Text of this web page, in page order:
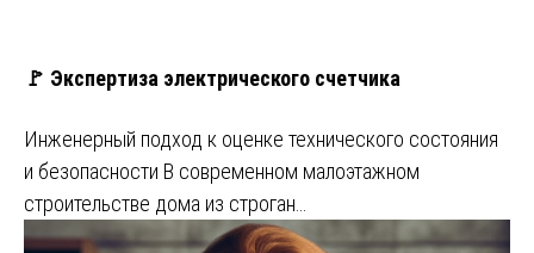
🚩 Экспертиза электрического счетчика
Инженерный подход к оценке технического состояния
и безопасности В современном малоэтажном
строительстве дома из строган…